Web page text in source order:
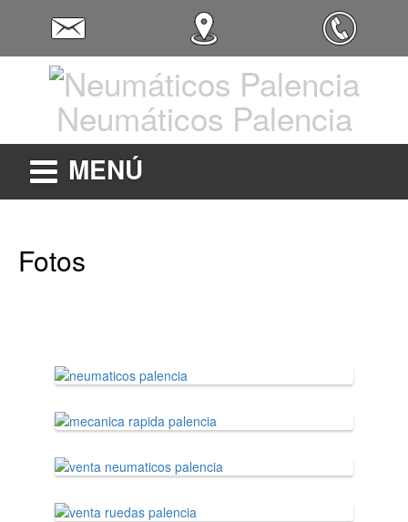
Neumáticos Palencia
MENÚ
Fotos